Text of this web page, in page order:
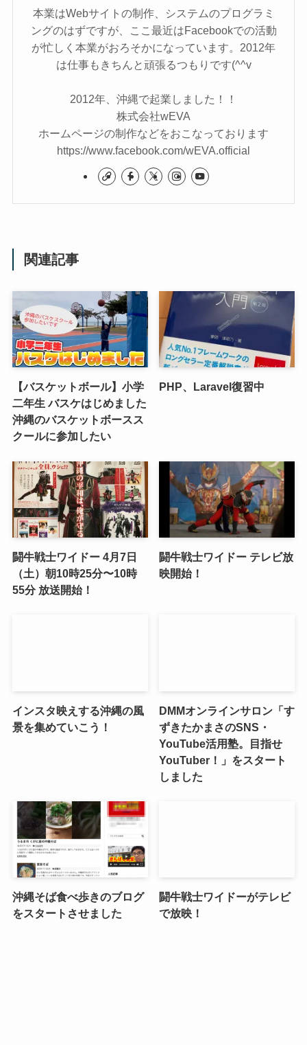
本業はWebサイトの制作、システムのプログラミ
ングのはずですが、ここ最近はFacebookでの活動
が忙しく本業がおろそかになっています。2012年
は仕事もきちんと頑張るつもりです(^^v
2012年、沖縄で起業しました！！
株式会社wEVA
ホームページの制作などをおこなっております
https://www.facebook.com/wEVA.official
関連記事
【バスケットボール】小学
二年生 バスケはじめました
沖縄のバスケットボースス
クールに参加したい
PHP、Laravel復習中
闘牛戦士ワイドー 4月7日
（土）朝10時25分〜10時
55分 放送開始！
闘牛戦士ワイドー テレビ放
映開始！
インスタ映えする沖縄の風
景を集めていこう！
DMMオンラインサロン「す
ずきたかまさのSNS・
YouTube活用塾。目指せ
YouTuber！」をスタート
しました
沖縄そば食べ歩きのブログ
をスタートさせました
闘牛戦士ワイドーがテレビ
で放映！